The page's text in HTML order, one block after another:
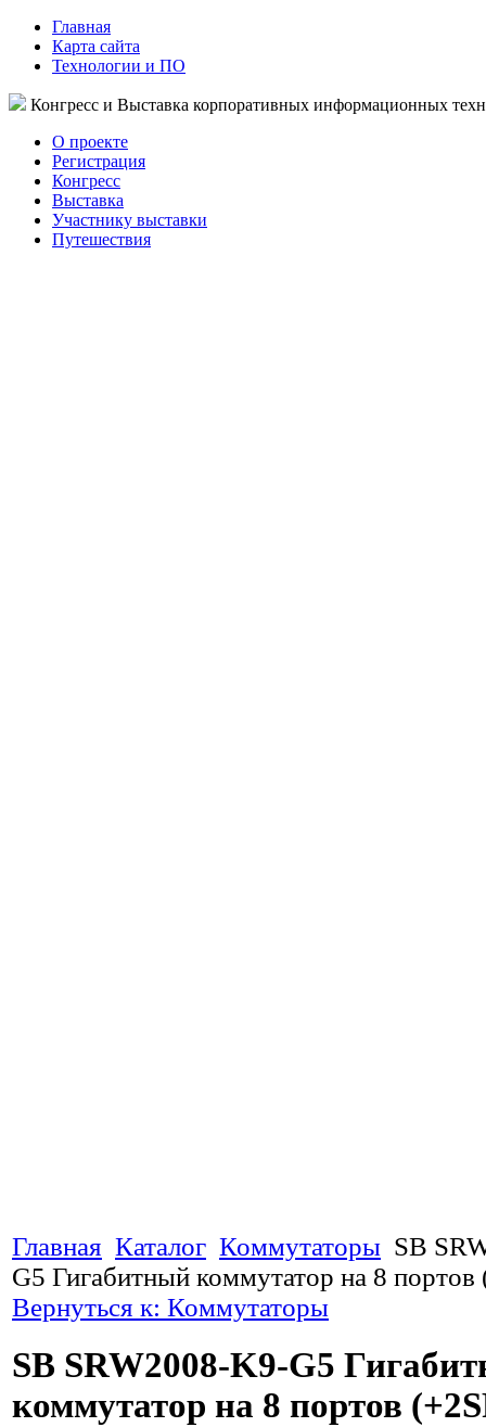
Главная
Карта сайта
Технологии и ПО
Конгресс и Выставка корпоративных информационных
О проекте
Регистрация
Конгресс
Выставка
Участнику выставки
Путешествия
Главная Каталог Коммутаторы SB
G5 Гигабитный коммутатор на 8 портов
Вернуться к: Коммутаторы
SB SRW2008-K9-G5
коммутатор на 8 портов